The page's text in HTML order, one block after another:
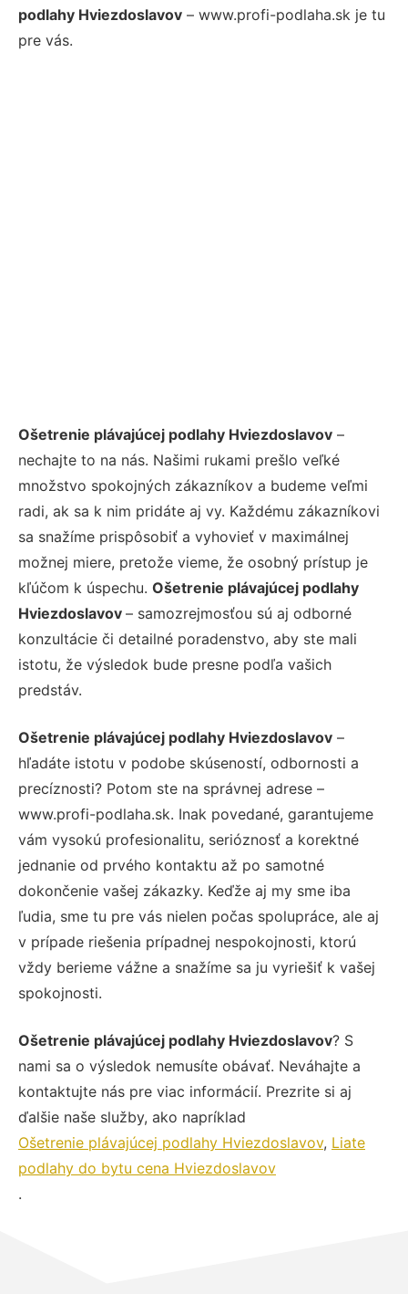
podlahy Hviezdoslavov – www.profi-podlaha.sk je tu
pre vás.
Ošetrenie plávajúcej podlahy Hviezdoslavov –
nechajte to na nás. Našimi rukami prešlo veľké
množstvo spokojných zákazníkov a budeme veľmi
radi, ak sa k nim pridáte aj vy. Každému zákazníkovi
sa snažíme prispôsobiť a vyhovieť v maximálnej
možnej miere, pretože vieme, že osobný prístup je
kľúčom k úspechu. Ošetrenie plávajúcej podlahy
Hviezdoslavov – samozrejmosťou sú aj odborné
konzultácie či detailné poradenstvo, aby ste mali
istotu, že výsledok bude presne podľa vašich
predstáv.
Ošetrenie plávajúcej podlahy Hviezdoslavov –
hľadáte istotu v podobe skúseností, odbornosti a
precíznosti? Potom ste na správnej adrese –
www.profi-podlaha.sk. Inak povedané, garantujeme
vám vysokú profesionalitu, serióznosť a korektné
jednanie od prvého kontaktu až po samotné
dokončenie vašej zákazky. Keďže aj my sme iba
ľudia, sme tu pre vás nielen počas spolupráce, ale aj
v prípade riešenia prípadnej nespokojnosti, ktorú
vždy berieme vážne a snažíme sa ju vyriešiť k vašej
spokojnosti.
Ošetrenie plávajúcej podlahy Hviezdoslavov? S
nami sa o výsledok nemusíte obávať. Neváhajte a
kontaktujte nás pre viac informácií. Prezrite si aj
ďalšie naše služby, ako napríklad
Ošetrenie plávajúcej podlahy Hviezdoslavov, Liate
podlahy do bytu cena Hviezdoslavov
.